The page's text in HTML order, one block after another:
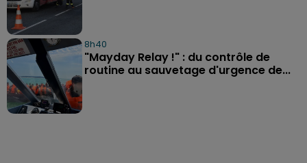
8h40
"Mayday Relay !" : du contrôle de
routine au sauvetage d'urgence de...